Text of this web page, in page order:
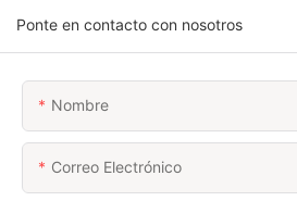
Ponte en contacto con nosotros
Nombre
Correo Electrónico